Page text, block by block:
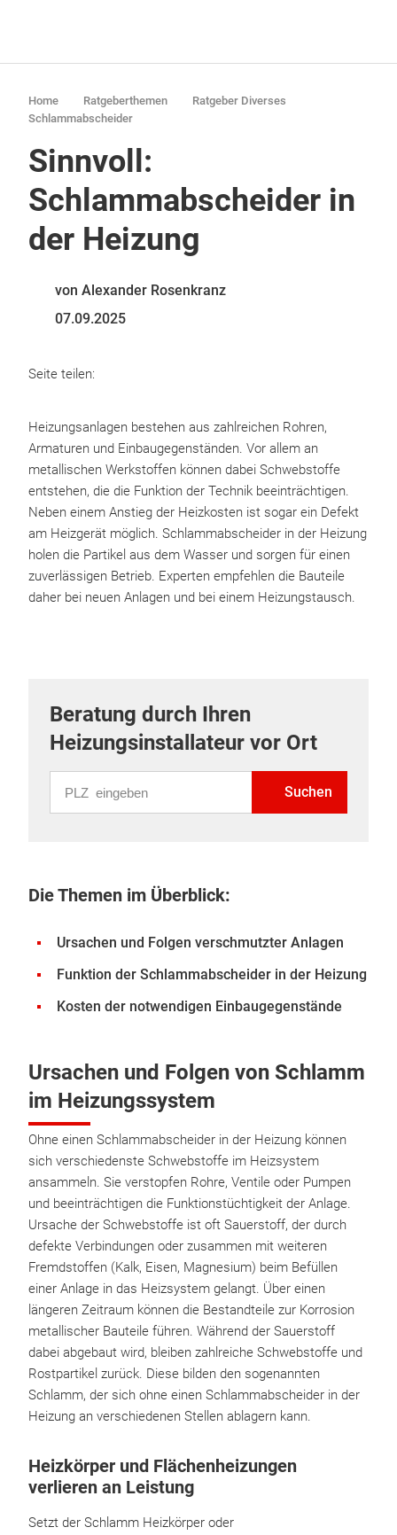
Home Ratgeberthemen
Ratgeber Diverses
Schlammabscheider
Sinnvoll:
Schlammabscheider in
der Heizung
von Alexander Rosenkranz
07.09.2025
Seite teilen:
Heizungsanlagen bestehen aus zahlreichen Rohren,
Armaturen und Einbaugegenständen. Vor allem an
metallischen Werkstoffen können dabei Schwebstoffe
entstehen, die die Funktion der Technik beeinträchtigen.
Neben einem Anstieg der Heizkosten ist sogar ein Defekt
am Heizgerät möglich. Schlammabscheider in der Heizung
holen die Partikel aus dem Wasser und sorgen für einen
zuverlässigen Betrieb. Experten empfehlen die Bauteile
daher bei neuen Anlagen und bei einem Heizungstausch.
Beratung durch Ihren
Heizungsinstallateur vor Ort
Suchen
Die Themen im Überblick:
Ursachen und Folgen verschmutzter Anlagen
Funktion der Schlammabscheider in der Heizung
Kosten der notwendigen Einbaugegenstände
Ursachen und Folgen von Schlamm
im Heizungssystem
Ohne einen Schlammabscheider in der Heizung können
sich verschiedenste Schwebstoffe im Heizsystem
ansammeln. Sie verstopfen Rohre, Ventile oder Pumpen
und beeinträchtigen die Funktionstüchtigkeit der Anlage.
Ursache der Schwebstoffe ist oft Sauerstoff, der durch
defekte Verbindungen oder zusammen mit weiteren
Fremdstoffen (Kalk, Eisen, Magnesium) beim Befüllen
einer Anlage in das Heizsystem gelangt. Über einen
längeren Zeitraum können die Bestandteile zur Korrosion
metallischer Bauteile führen. Während der Sauerstoff
dabei abgebaut wird, bleiben zahlreiche Schwebstoffe und
Rostpartikel zurück. Diese bilden den sogenannten
Schlamm, der sich ohne einen Schlammabscheider in der
Heizung an verschiedenen Stellen ablagern kann.
Heizkörper und Flächenheizungen
verlieren an Leistung
Setzt der Schlamm Heizkörper oder